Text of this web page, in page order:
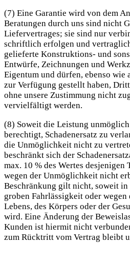
(7) Eine Garantie wird von dem
Beratungen durch uns sind nicht
Liefervertrages; sie sind nur
schriftlich erfolgen und
gelieferte Konstruktions- und
Entwürfe, Zeichnungen und
Eigentum und dürfen, ebenso wie
zur Verfügung gestellt haben,
ohne unsere Zustimmung nicht
vervielfältigt werden.
(8) Soweit die Leistung
berechtigt, Schadenersatz zu
die Unmöglichkeit nicht zu
beschränkt sich der
max. 10 % des Wertes desjenigen
wegen der Unmöglichkeit nicht
Beschränkung gilt nicht, soweit in
groben Fahrlässigkeit oder wegen
Lebens, des Körpers oder der
wird. Eine Änderung der
Kunden ist hiermit nicht
zum Rücktritt vom Vertrag bleibt